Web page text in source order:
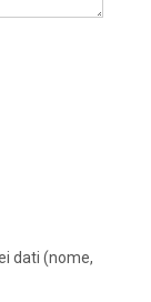
dati (nome,